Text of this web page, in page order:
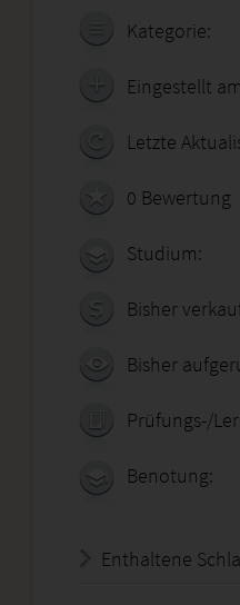
Kategorie:
Eingestellt
Letzte
0 Bewertung
Studium:
Bisher
Bisher
Prüfungs-/
Benotung:
Enthaltene